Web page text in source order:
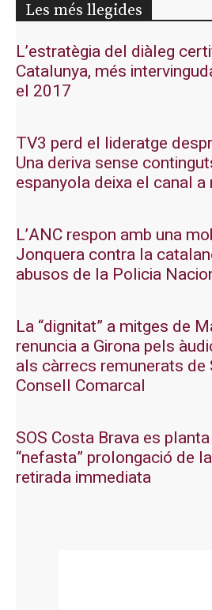
Les més llegides
L’estratègia del diàleg
Catalunya, més
el 2017
TV3 perd el lideratge
Una deriva sense
espanyola deixa el canal a
L’ANC respon amb una
Jonquera contra la
abusos de la Policia
La “dignitat” a mitges de
renuncia a Girona pels
als càrrecs remunerats de
Consell Comarcal
SOS Costa Brava es
“nefasta” prolongació de
retirada immediata